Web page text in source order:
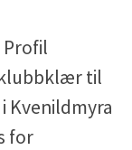
klubbklær til
Kvenildmyra
for